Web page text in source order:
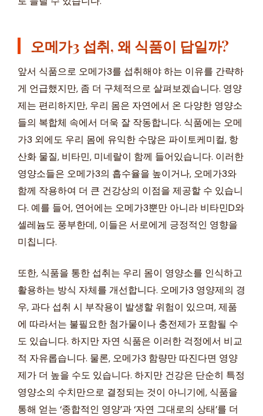
오메가3 섭취, 왜 식품이 답일까?
앞서 식품으로 오메가3를 섭취해야 하는 이유를 간략하
게 언급했지만, 좀 더 구체적으로 살펴보겠습니다. 영양
제는 편리하지만, 우리 몸은 자연에서 온 다양한 영양소
들의 복합체 속에서 더욱 잘 작동합니다. 식품에는 오메
가3 외에도 우리 몸에 유익한 수많은 파이토케미컬, 항
산화 물질, 비타민, 미네랄이 함께 들어있습니다. 이러한
영양소들은 오메가3의 흡수율을 높이거나, 오메가3와
함께 작용하여 더 큰 건강상의 이점을 제공할 수 있습니
다. 예를 들어, 연어에는 오메가3뿐만 아니라 비타민D와
셀레늄도 풍부한데, 이들은 서로에게 긍정적인 영향을
미칩니다.
또한, 식품을 통한 섭취는 우리 몸이 영양소를 인식하고
활용하는 방식 자체를 개선합니다. 오메가3 영양제의 경
우, 과다 섭취 시 부작용이 발생할 위험이 있으며, 제품
에 따라서는 불필요한 첨가물이나 충전제가 포함될 수
도 있습니다. 하지만 자연 식품은 이러한 걱정에서 비교
적 자유롭습니다. 물론, 오메가3 함량만 따진다면 영양
제가 더 높을 수도 있습니다. 하지만 건강은 단순히 특정
영양소의 수치만으로 결정되는 것이 아니기에, 식품을
통해 얻는 ‘종합적인 영양’과 ‘자연 그대로의 상태’를 더